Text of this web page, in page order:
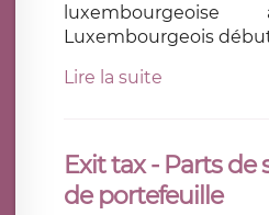
Luxembourgeois
Lire la suite
Exit tax - Parts de
de portefeuille